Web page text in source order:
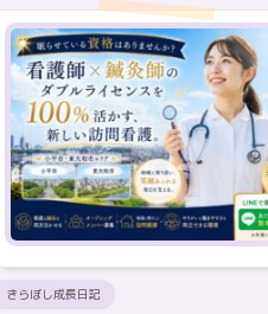
きらぼし成長日記